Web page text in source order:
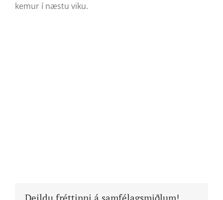
kemur í næstu viku.